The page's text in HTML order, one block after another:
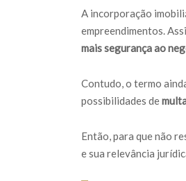
A incorporação
empreendimentos.
mais segurança ao
Contudo, o termo
possibilidades de
Então, para que não
e sua relevância